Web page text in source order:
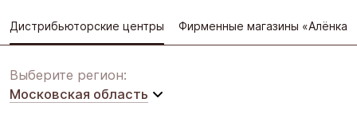
Дистрибьюторские центры Фирменные магазины «Алёнка»
Выберите регион:
Московская область